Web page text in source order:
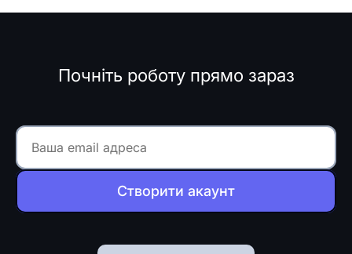
Почніть роботу прямо зараз
Створити акаунт